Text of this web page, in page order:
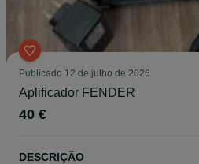
Publicado 12 de julho de 2026
Aplificador FENDER
40 €
DESCRIÇÃO